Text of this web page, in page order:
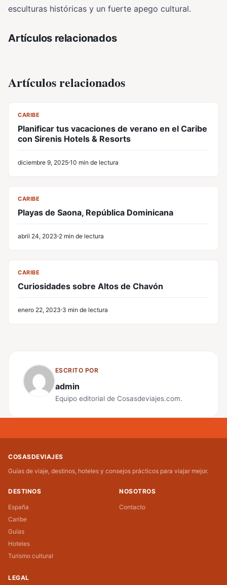
esculturas históricas y un fuerte apego cultural.
Artículos relacionados
Artículos relacionados
CARIBE
Planificar tus vacaciones de verano en el Caribe
con Sirenis Hotels & Resorts
diciembre 9, 2025 10 min de lectura
CARIBE
Playas de Saona, República Dominicana
abril 24, 2023 2 min de lectura
CARIBE
Curiosidades sobre Altos de Chavón
enero 22, 2023 3 min de lectura
ESCRITO POR
admin
Equipo editorial de Cosasdeviajes.com.
COSASDEVIAJES
Guías de viaje, destinos, hoteles y consejos prácticos para viajar mejor.
DESTINOS
España
Caribe
Guías
Hoteles
Turismo cultural
NOSOTROS
Contacto
LEGAL